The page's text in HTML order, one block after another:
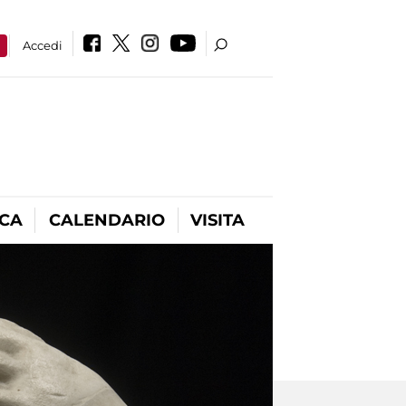
Accedi
CALENDARIO VISITA